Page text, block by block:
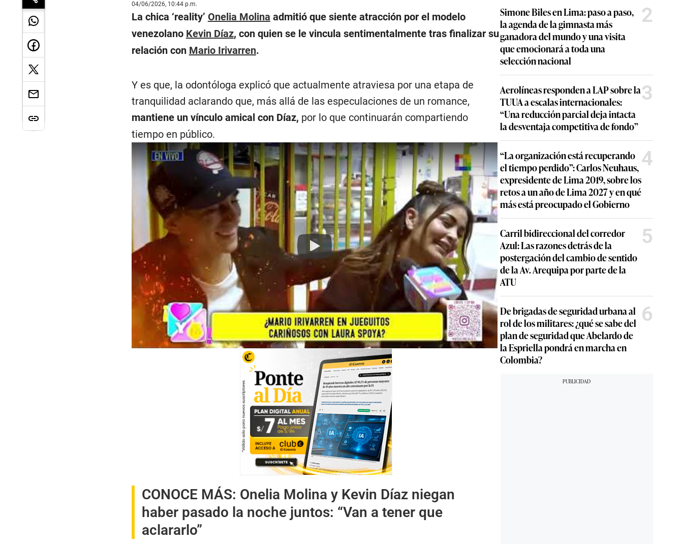
04/06/2026, 10:44 p.m.
La chica ‘reality’ Onelia Molina admitió que siente atracción por el modelo
venezolano Kevin Díaz, con quien se le vincula sentimentalmente tras finalizar su
relación con Mario Irivarren.
Y es que, la odontóloga explicó que actualmente atraviesa por una etapa de
tranquilidad aclarando que, más allá de las especulaciones de un romance,
mantiene un vínculo amical con Díaz, por lo que continuarán compartiendo
tiempo en público.
Play
CONOCE MÁS: Onelia Molina y Kevin Díaz niegan
haber pasado la noche juntos: “Van a tener que
aclararlo”
Simone Biles en Lima: paso a paso,
la agenda de la gimnasta más
ganadora del mundo y una visita
que emocionará a toda una
selección nacional
2
Aerolíneas responden a LAP sobre la
TUUA a escalas internacionales:
“Una reducción parcial deja intacta
la desventaja competitiva de fondo”
3
“La organización está recuperando
el tiempo perdido”: Carlos Neuhaus,
expresidente de Lima 2019, sobre los
retos a un año de Lima 2027 y en qué
más está preocupado el Gobierno
4
Carril bidireccional del corredor
Azul: Las razones detrás de la
postergación del cambio de sentido
de la Av. Arequipa por parte de la
ATU
5
De brigadas de seguridad urbana al
rol de los militares: ¿qué se sabe del
plan de seguridad que Abelardo de
la Espriella pondrá en marcha en
Colombia?
6